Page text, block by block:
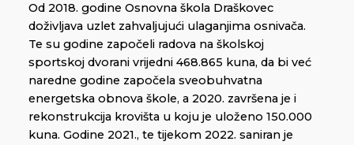
Od 2018. godine Osnovna škola Draškovec
doživljava uzlet zahvaljujući ulaganjima osnivača.
Te su godine započeli radova na školskoj
sportskoj dvorani vrijedni 468.865 kuna, da bi već
naredne godine započela sveobuhvatna
energetska obnova škole, a 2020. završena je i
rekonstrukcija krovišta u koju je uloženo 150.000
kuna. Godine 2021., te tijekom 2022. saniran je